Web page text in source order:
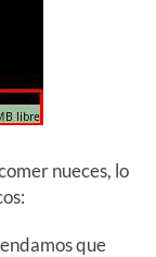
nueces, lo
que